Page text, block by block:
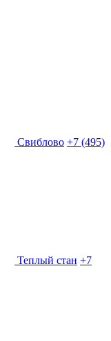
Свиблово +7 (495)
Теплый стан +7